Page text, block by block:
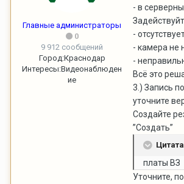
Главные администраторы
0
9 912 сообщений
Город:Краснодар
Интересы:Видеонаблюден
ие
- в
-
- камера не
-
Всё это
3.) Запись
уточните
Создайте
”Создать”
Цитата
платы ВЗ
Уточните,